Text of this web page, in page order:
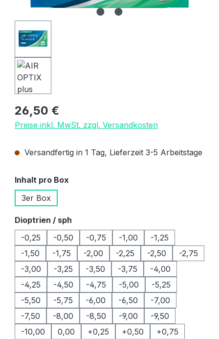
Regulärer Preis:
26,50 €
Preise inkl. MwSt. zzgl. Versandkosten
Versandfertig in 1 Tag, Lieferzeit 3-5 Arbeitstage
Inhalt pro Box
3er Box
Dioptrien / sph
-0,25
-0,50 -0,75 -1,00
-1,25
-1,50
-1,75 -2,00 -2,25 -2,50
-2,75
-3,00
-3,25 -3,50 -3,75
-4,00
-4,25
-4,50 -4,75 -5,00
-5,25
-5,50
-5,75 -6,00 -6,50
-7,00
-7,50
-8,00 -8,50 -9,00
-9,50
-10,00
0,00 +0,25 +0,50
+0,75